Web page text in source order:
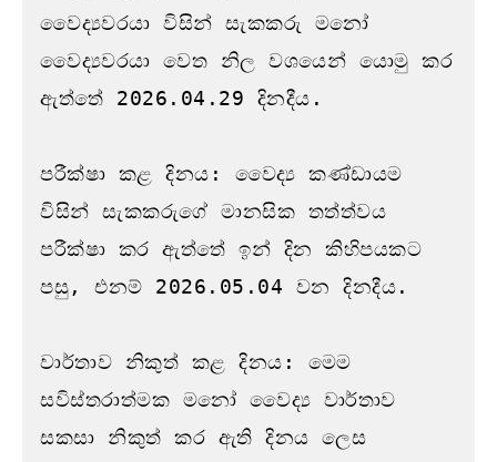
වෛද්‍යවරයා විසින් සැකකරු මනෝ
වෛද්‍යවරයා වෙත නිල වශයෙන් යොමු කර
ඇත්තේ 2026.04.29 දිනදීය.
පරීක්ෂා කළ දිනය: වෛද්‍ය කණ්ඩායම
විසින් සැකකරුගේ මානසික තත්ත්වය
පරීක්ෂා කර ඇත්තේ ඉන් දින කිහිපයකට
පසු, එනම් 2026.05.04 වන දිනදීය.
වාර්තාව නිකුත් කළ දිනය: මෙම
සවිස්තරාත්මක මනෝ වෛද්‍ය වාර්තාව
සකසා නිකුත් කර ඇති දිනය ලෙස